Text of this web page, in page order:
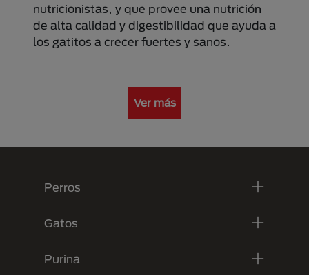
nutricionistas, y que provee una nutrición
de alta calidad y digestibilidad que ayuda a
los gatitos a crecer fuertes y sanos.
Ver más
Perros
Gatos
Purina